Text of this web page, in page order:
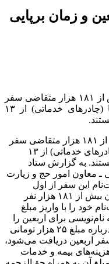
و زمان برپایی
معاون امور حج و زیارت از ثبت‌نام بیش از ۱۸۱ هزار متقاضی سفر
اربعین خبر داد و اعلام کرد: موکب‌ها (چادرهای خدماتی) از ۱۳
معاون امور حج و زیارت از ثبت‌نام بیش از ۱۸۱ هزار متقاضی سفر
اربعین خبر داد و اعلام کرد: موکب‌ها (چادرهای خدماتی) از ۱۳
به گزارش ستاد
ـ معاون امور حج و زیارت
این سفر از اول
شهریورماه آغاز شده است، گفت: تاکنون بیش از ۱۸۱ هزار نفر
خود را با واریز مبلغ
برای اربعین را
در سامانه «سماح» رایگان اعلام کرد و درباره مبلغ ۲۵ هزار تومانی
اربعین دریافت می‌شود،
بیمه و خدمات